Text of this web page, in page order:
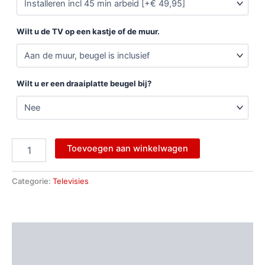
Wilt u de TV op een kastje of de muur.
Wilt u er een draaiplatte beugel bij?
Toevoegen aan winkelwagen
Categorie: Televisies